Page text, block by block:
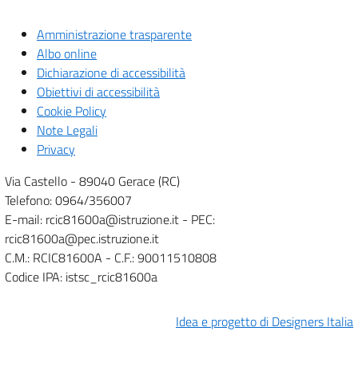
Amministrazione trasparente
Albo online
Dichiarazione di accessibilità
Obiettivi di accessibilità
Cookie Policy
Note Legali
Privacy
Via Castello - 89040 Gerace (RC)
Telefono: 0964/356007
E-mail: rcic81600a@istruzione.it - PEC:
rcic81600a@pec.istruzione.it
C.M.: RCIC81600A - C.F.: 90011510808
Codice IPA: istsc_rcic81600a
Idea e progetto di Designers Italia